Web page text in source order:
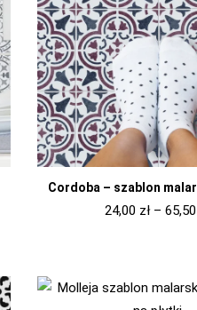
Cordoba – szablon
24,00 zł – 65,50